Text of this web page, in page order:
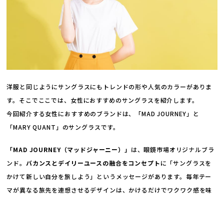
洋服と同じようにサングラスにもトレンドの形や人気のカラーがありま
す。そこでここでは、女性におすすめのサングラスを紹介します。
今回紹介する女性におすすめのブランドは、「MAD JOURNEY」と
「MARY QUANT」のサングラスです。
「MAD JOURNEY（マッドジャーニー）」 は、眼鏡市場オリジナルブラ
ンド。 バカンスとデイリーユースの融合をコンセプトに「サングラスを
かけて新しい自分を旅しよう」というメッセージがあります。毎年テー
マが異なる旅先を連想させるデザインは、かけるだけでワクワク感を味